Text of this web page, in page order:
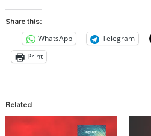
Share this:
WhatsApp Telegram
Print
Related